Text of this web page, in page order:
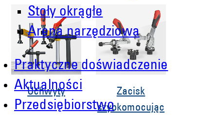
Stoły okrągłe
Arena narzędziowa
Praktyczne doświadczenie
Aktualności
Przedsiębiorstwo
Uchwyty
Zacisk
szybkomocując